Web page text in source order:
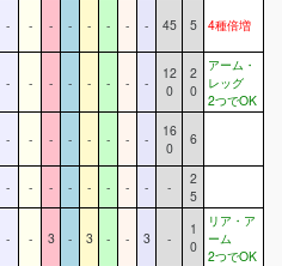
- - - - - - - - 45 5 4種倍増
- - - - - - - -
12
0
2
0
アーム・
レッグ
2つでOK
- - - - - - - -
16
0
6
- - - - - - - - -
2
5
- - 3 - 3 - - 3 -
1
0
リア・ア
ーム
2つでOK